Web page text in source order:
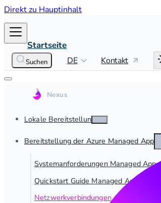
Direkt zu Hauptinhalt
Startseite
DE Kontakt
Suchen
Lokale Bereitstellung
Bereitstellung der Azure Managed App
Systemanforderungen Managed App
Quickstart Guide Managed App
Netzwerkverbindungen – Managed App